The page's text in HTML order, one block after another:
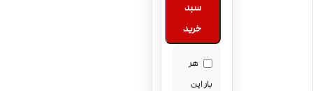
سبد
خرید
هر
بار این